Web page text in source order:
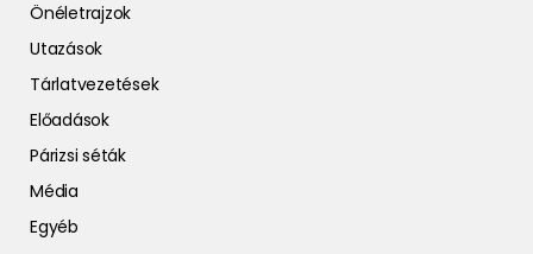
Önéletrajzok
Utazások
Tárlatvezetések
Előadások
Párizsi séták
Média
Egyéb